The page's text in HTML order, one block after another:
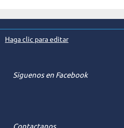
Haga clic para editar
Siguenos en Facebook
Contactanos